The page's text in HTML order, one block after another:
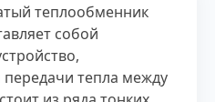
теплообменник
собой
тепла между